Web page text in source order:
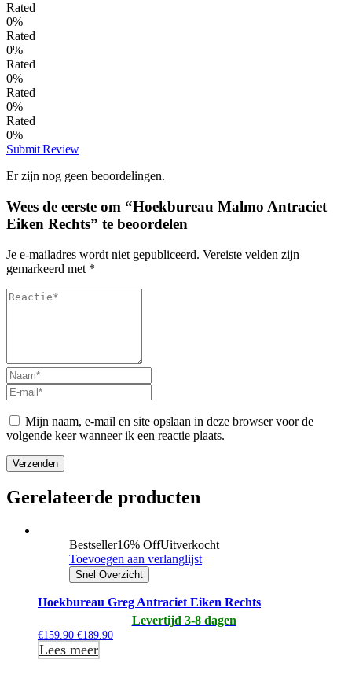
Rated
0%
Rated
0%
Rated
0%
Rated
0%
Rated
0%
Submit Review
Er zijn nog geen beoordelingen.
Wees de eerste om “Hoekbureau Malmo Antraciet
Eiken Rechts” te beoordelen
Je e-mailadres wordt niet gepubliceerd. Vereiste velden zijn
gemarkeerd met *
Mijn naam, e-mail en site opslaan in deze browser voor de
volgende keer wanneer ik een reactie plaats.
Verzenden
Gerelateerde producten
Bestseller16% OffUitverkocht
Toevoegen aan verlanglijst
Snel Overzicht
Hoekbureau Greg Antraciet Eiken Rechts
Levertijd 3-8 dagen
€159.90 €189.90
Lees meer